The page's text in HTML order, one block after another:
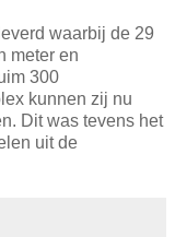
waarbij de 29
meter en
300
kunnen zij nu
Dit was tevens het
uit de